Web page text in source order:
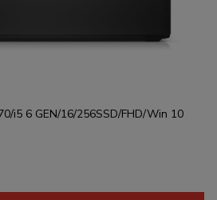
i5 6 GEN/16/256SSD/FHD/Win 10